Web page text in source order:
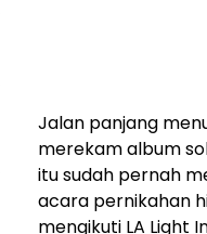
Jalan panjang
merekam album
itu sudah pernah
acara pernikahan
mengikuti LA Light